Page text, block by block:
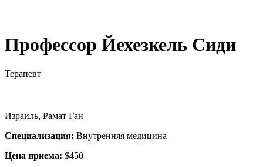
Профессор Йехезкель Сиди
Терапевт
Израиль, Рамат Ган
Специализация: Внутренняя медицина
Цена приема: $450